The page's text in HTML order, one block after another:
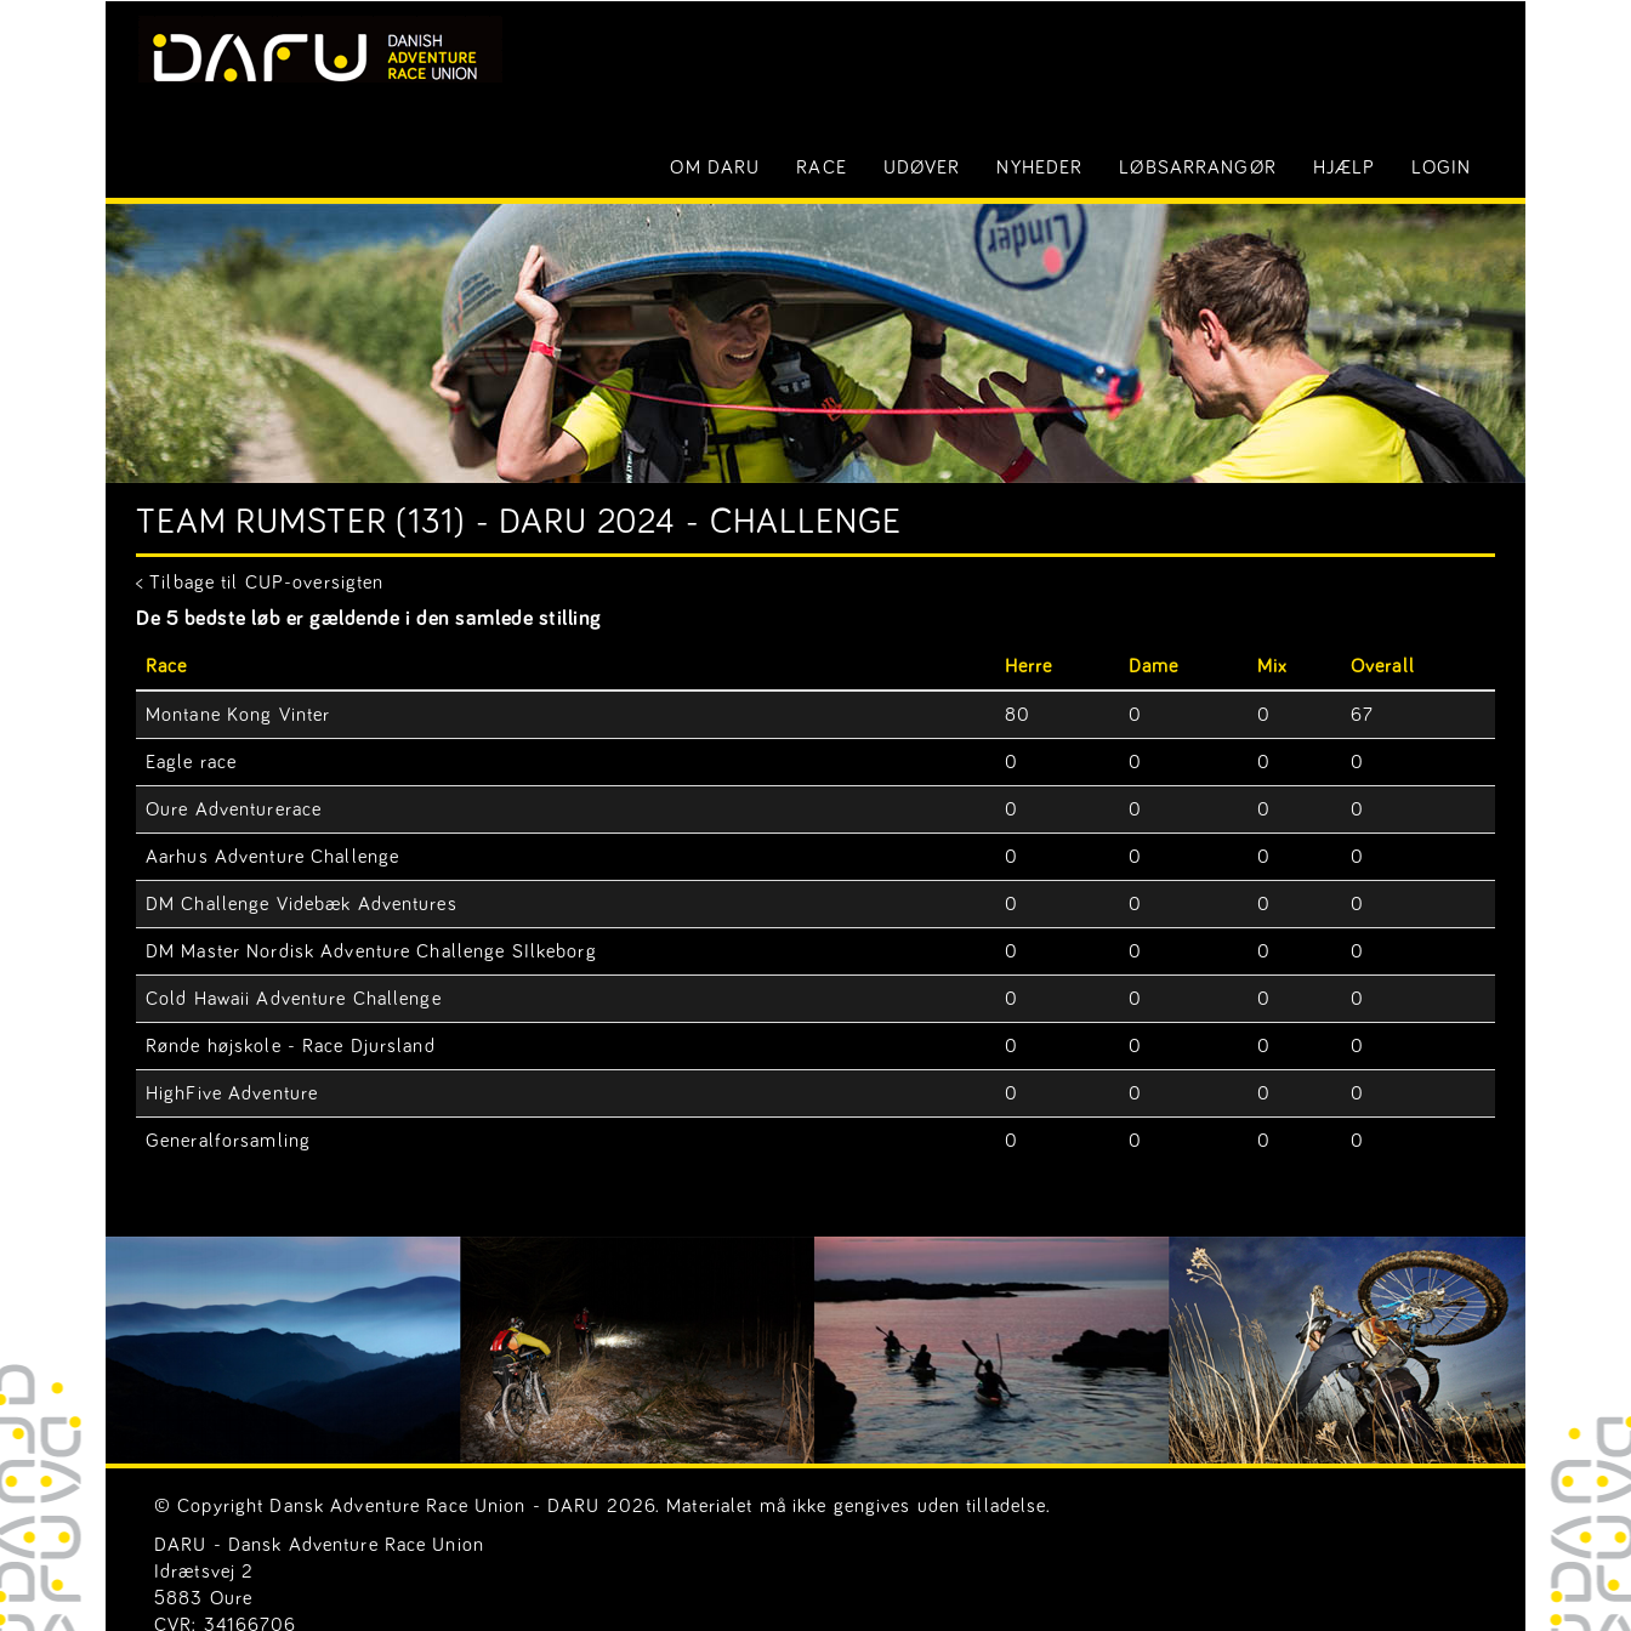
OM DARU RACE UDØVER NYHEDER LØBSARRANGØR HJÆLP LOGIN
TEAM RUMSTER (131) - DARU 2024 - CHALLENGE
< Tilbage til CUP-oversigten
De 5 bedste løb er gældende i den samlede stilling
Race Herre Dame Mix Overall
Montane Kong Vinter 80 0 0 67
Eagle race 0 0 0 0
Oure Adventurerace 0 0 0 0
Aarhus Adventure Challenge 0 0 0 0
DM Challenge Videbæk Adventures 0 0 0 0
DM Master Nordisk Adventure Challenge SIlkeborg 0 0 0 0
Cold Hawaii Adventure Challenge 0 0 0 0
Rønde højskole - Race Djursland 0 0 0 0
HighFive Adventure 0 0 0 0
Generalforsamling 0 0 0 0
© Copyright Dansk Adventure Race Union - DARU 2026. Materialet må ikke gengives uden tilladelse.
DARU - Dansk Adventure Race Union
Idrætsvej 2
5883 Oure
CVR: 34166706